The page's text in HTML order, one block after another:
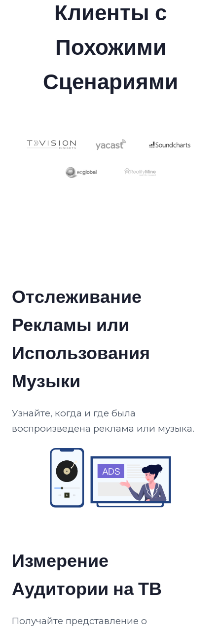
Клиенты с
Похожими
Сценариями
Отслеживание
Рекламы или
Использования
Музыки
Узнайте, когда и где была
воспроизведена реклама или музыка.
Измерение
Аудитории на ТВ
Получайте представление о